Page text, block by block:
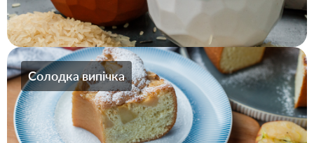
Солодка випічка